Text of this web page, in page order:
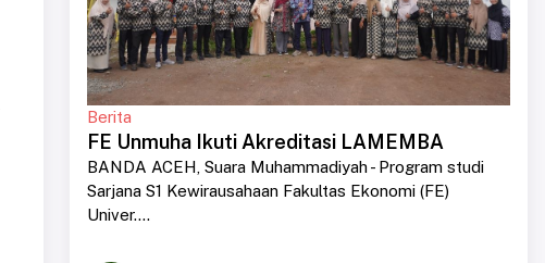
Berita
FE Unmuha Ikuti Akreditasi LAMEMBA
BANDA ACEH, Suara Muhammadiyah - Program studi
Sarjana S1 Kewirausahaan Fakultas Ekonomi (FE)
Univer....